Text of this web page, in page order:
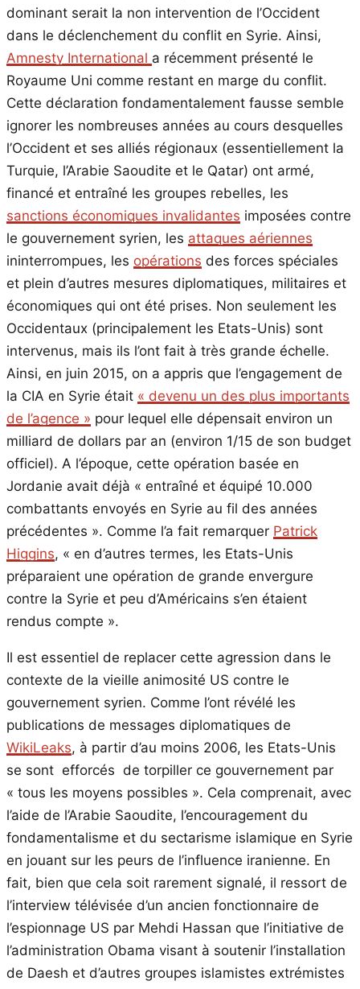
dominant serait la non intervention de l’Occident
dans le déclenchement du conflit en Syrie. Ainsi,
Amnesty International a récemment présenté le
Royaume Uni comme restant en marge du conflit.
Cette déclaration fondamentalement fausse semble
ignorer les nombreuses années au cours desquelles
l’Occident et ses alliés régionaux (essentiellement la
Turquie, l’Arabie Saoudite et le Qatar) ont armé,
financé et entraîné les groupes rebelles, les
sanctions économiques invalidantes imposées contre
le gouvernement syrien, les attaques aériennes
ininterrompues, les opérations des forces spéciales
et plein d’autres mesures diplomatiques, militaires et
économiques qui ont été prises. Non seulement les
Occidentaux (principalement les Etats-Unis) sont
intervenus, mais ils l’ont fait à très grande échelle.
Ainsi, en juin 2015, on a appris que l’engagement de
la CIA en Syrie était « devenu un des plus importants
de l’agence » pour lequel elle dépensait environ un
milliard de dollars par an (environ 1/15 de son budget
officiel). A l’époque, cette opération basée en
Jordanie avait déjà « entraîné et équipé 10.000
combattants envoyés en Syrie au fil des années
précédentes ». Comme l’a fait remarquer Patrick
Higgins, « en d’autres termes, les Etats-Unis
préparaient une opération de grande envergure
contre la Syrie et peu d’Américains s’en étaient
rendus compte ».
Il est essentiel de replacer cette agression dans le
contexte de la vieille animosité US contre le
gouvernement syrien. Comme l’ont révélé les
publications de messages diplomatiques de
WikiLeaks, à partir d’au moins 2006, les Etats-Unis
se sont efforcés de torpiller ce gouvernement par
« tous les moyens possibles ». Cela comprenait, avec
l’aide de l’Arabie Saoudite, l’encouragement du
fondamentalisme et du sectarisme islamique en Syrie
en jouant sur les peurs de l’influence iranienne. En
fait, bien que cela soit rarement signalé, il ressort de
l’interview télévisée d’un ancien fonctionnaire de
l’espionnage US par Mehdi Hassan que l’initiative de
l’administration Obama visant à soutenir l’installation
de Daesh et d’autres groupes islamistes extrémistes